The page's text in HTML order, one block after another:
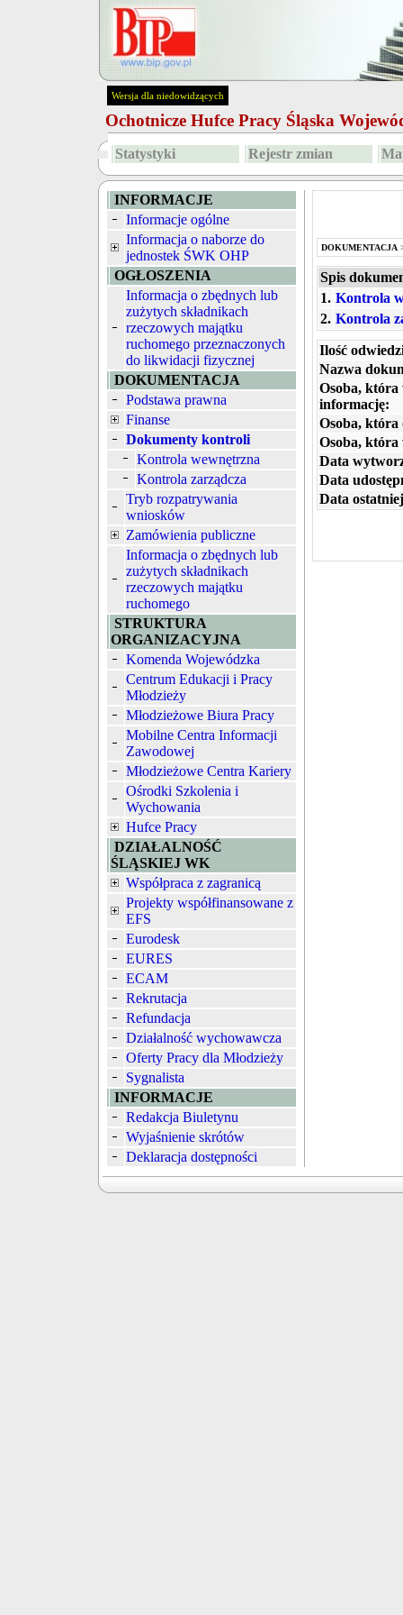
Wersja dla niedowidzących
Ochotnicze Hufce Pracy Śląska
Statystyki Rejestr zmian
INFORMACJE
Informacje ogólne
Informacja o naborze do
jednostek ŚWK OHP
OGŁOSZENIA
Informacja o zbędnych lub
zużytych składnikach
rzeczowych majątku
ruchomego przeznaczonych
do likwidacji fizycznej
DOKUMENTACJA
Podstawa prawna
Finanse
Dokumenty kontroli
Kontrola wewnętrzna
Kontrola zarządcza
Tryb rozpatrywania
wniosków
Zamówienia publiczne
Informacja o zbędnych lub
zużytych składnikach
rzeczowych majątku
ruchomego
STRUKTURA
ORGANIZACYJNA
Komenda Wojewódzka
Centrum Edukacji i Pracy
Młodzieży
Młodzieżowe Biura Pracy
Mobilne Centra Informacji
Zawodowej
Młodzieżowe Centra Kariery
Ośrodki Szkolenia i
Wychowania
Hufce Pracy
DZIAŁALNOŚĆ
ŚLĄSKIEJ WK
Współpraca z zagranicą
Projekty współfinansowane z
EFS
Eurodesk
EURES
ECAM
Rekrutacja
Refundacja
Działalność wychowawcza
Oferty Pracy dla Młodzieży
Sygnalista
INFORMACJE
Redakcja Biuletynu
Wyjaśnienie skrótów
Deklaracja dostępności
DOKUMENTACJA
Spis
1. Kontrola
2. Kontrola
Ilość
Nazwa
Osoba, która
informację:
Osoba, która
Osoba, która
Data
Data
Data